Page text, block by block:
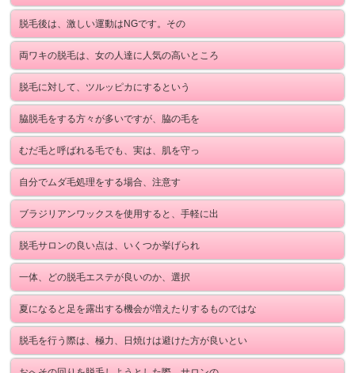
脱毛後は、激しい運動はNGです。その
両ワキの脱毛は、女の人達に人気の高いところ
脱毛に対して、ツルッピカにするという
脇脱毛をする方々が多いですが、脇の毛を
むだ毛と呼ばれる毛でも、実は、肌を守っ
自分でムダ毛処理をする場合、注意す
ブラジリアンワックスを使用すると、手軽に出
脱毛サロンの良い点は、いくつか挙げられ
一体、どの脱毛エステが良いのか、選択
夏になると足を露出する機会が増えたりするものではな
脱毛を行う際は、極力、日焼けは避けた方が良いとい